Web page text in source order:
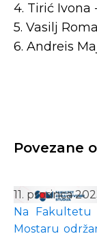
4. Tirić Ivona
5. Vasilj
6. Andreis
Povezane
11. prosinca
Na Fakultetu
Mostaru